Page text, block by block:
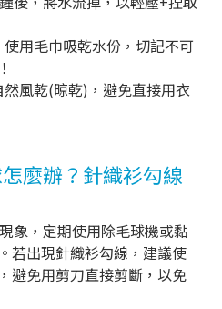
用毛巾吸乾水份，切記不可
風乾(晾乾)，避免直接用衣
麼辦？針織衫勾線
象，定期使用除毛球機或黏
若出現針織衫勾線，建議使
避免用剪刀直接剪斷，以免